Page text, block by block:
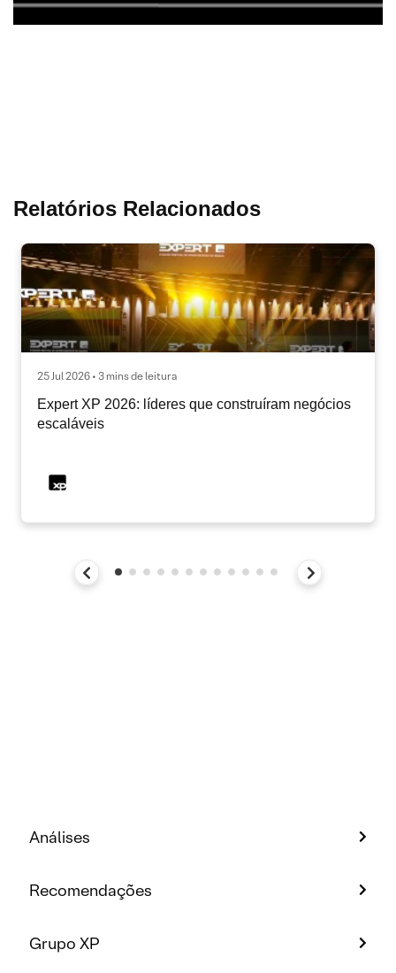
Relatórios Relacionados
25 Jul 2026 • 3 mins de leitura
Expert XP 2026: líderes que construíram negócios
escaláveis
Análises
Recomendações
Grupo XP